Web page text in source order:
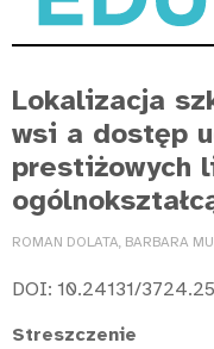
Lokalizacja
wsi a dostęp
prestiżowych
ROMAN DOLATA, BARBARA
DOI: 10.24131/
Streszczenie